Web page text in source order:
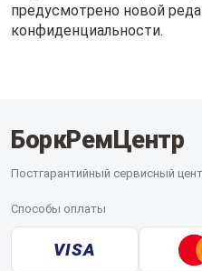
предусмотрено новой
конфиденциальности.
БоркРемЦентр
Постгарантийный сервисный
Способы оплаты
VISA